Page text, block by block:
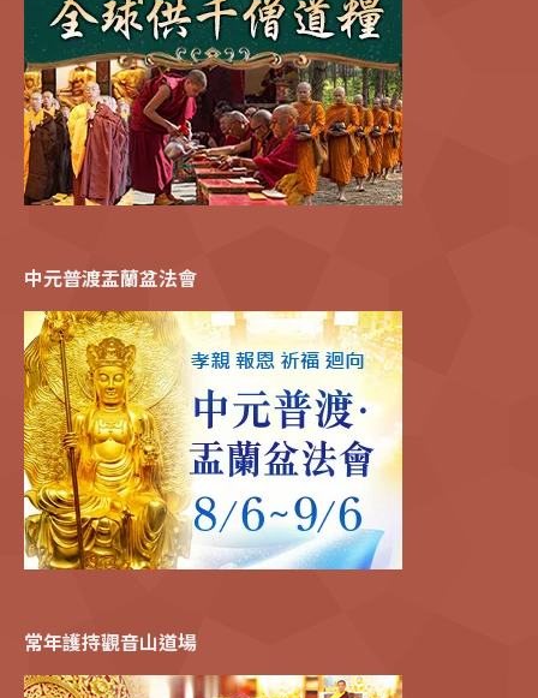
中元普渡盂蘭盆法會
常年護持觀音山道場